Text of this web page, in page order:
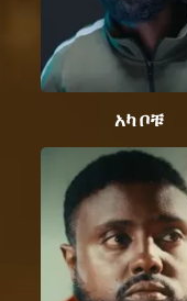
አካ ቦቹ